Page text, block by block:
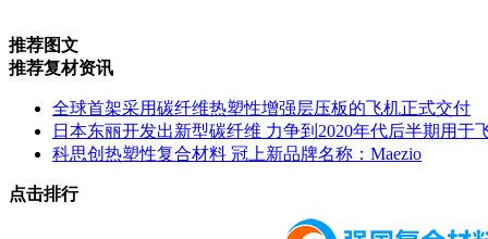
推荐图文
推荐复材资讯
全球首架采用碳纤维热塑性增强层压板的飞机正式交付
日本东丽开发出新型碳纤维 力争到2020年代后半期用于
科思创热塑性复合材料 冠上新品牌名称：Maezio
点击排行